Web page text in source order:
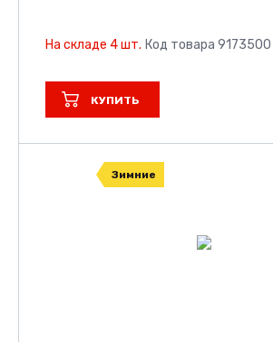
На складе 4 шт. Код товара 9173500
КУПИТЬ
Зимние